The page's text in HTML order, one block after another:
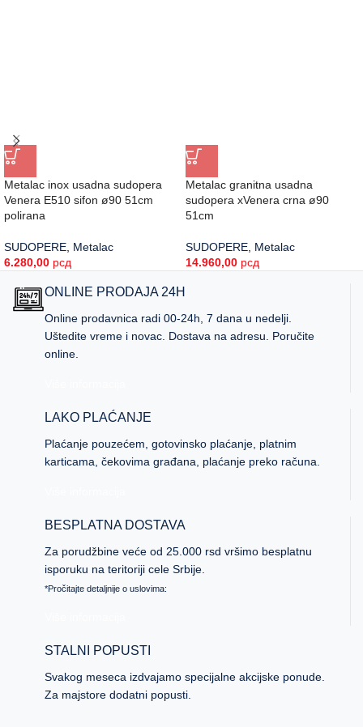
Metalac inox usadna sudopera
Venera E510 sifon ø90 51cm
polirana
SUDOPERE Metalac
6.280,00 рсд
Metalac granitna usadna
sudopera xVenera crna ø90
51cm
SUDOPERE Metalac
14.960,00 рсд
ONLINE PRODAJA 24H
Online prodavnica radi 00-24h, 7 dana u nedelji.
Uštedite vreme i novac. Dostava na adresu. Poručite
online.
LAKO PLAĆANJE
Plaćanje pouzećem, gotovinsko plaćanje, platnim
karticama, čekovima građana, plaćanje preko računa.
BESPLATNA DOSTAVA
Za porudžbine veće od 25.000 rsd vršimo besplatnu
isporuku na teritoriji cele Srbije.
*Pročitajte detaljnije o uslovima:
STALNI POPUSTI
Svakog meseca izdvajamo specijalne akcijske ponude.
Za majstore dodatni popusti.